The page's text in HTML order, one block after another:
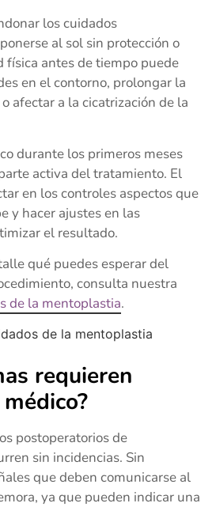
los cuidados
al sol sin protección o
física antes de tiempo puede
en el contorno, prolongar la
afectar a la cicatrización de la
durante los primeros meses
activa del tratamiento. El
en los controles aspectos que
y hacer ajustes en las
el resultado.
qué puedes esperar del
consulta nuestra
de la mentoplastia.
requieren
postoperatorios de
sin incidencias. Sin
que deben comunicarse al
ya que pueden indicar una